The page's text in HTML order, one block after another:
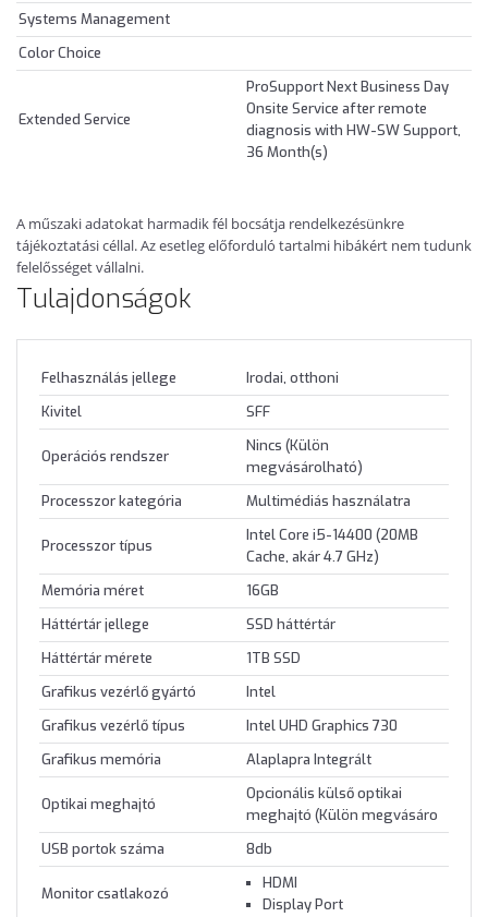
Systems Management
Color Choice
Extended Service
ProSupport Next Business Day
Onsite Service after remote
diagnosis with HW-SW Support,
36 Month(s)
A műszaki adatokat harmadik fél bocsátja rendelkezésünkre
tájékoztatási céllal. Az esetleg előforduló tartalmi hibákért nem tudunk
felelősséget vállalni.
Tulajdonságok
Felhasználás jellege
Irodai, otthoni
Kivitel
SFF
Operációs rendszer
Nincs (Külön
megvásárolható)
Processzor kategória
Multimédiás használatra
Processzor típus
Intel Core i5-14400 (20MB
Cache, akár 4.7 GHz)
Memória méret
16GB
Háttértár jellege
SSD háttértár
Háttértár mérete
1TB SSD
Grafikus vezérlő gyártó
Intel
Grafikus vezérlő típus
Intel UHD Graphics 730
Grafikus memória
Alaplapra Integrált
Optikai meghajtó
Opcionális külső optikai
meghajtó (Külön megvásáro
USB portok száma
8db
Monitor csatlakozó
HDMI
Display Port